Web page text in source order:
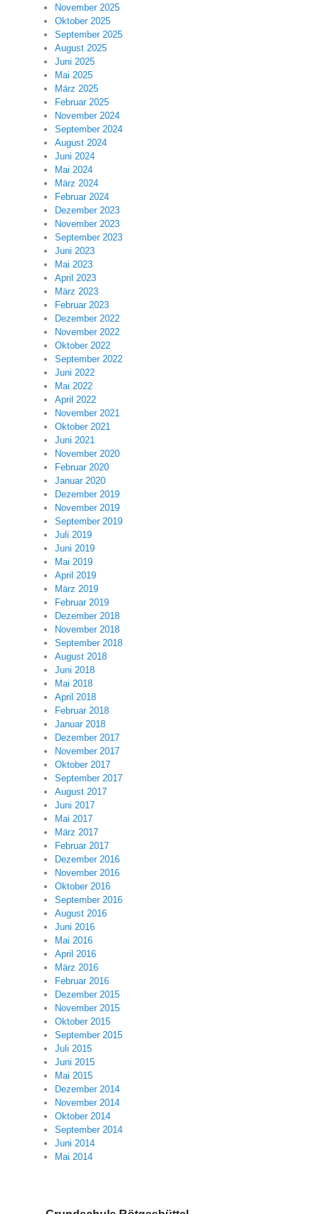
November 2025
Oktober 2025
September 2025
August 2025
Juni 2025
Mai 2025
März 2025
Februar 2025
November 2024
September 2024
August 2024
Juni 2024
Mai 2024
März 2024
Februar 2024
Dezember 2023
November 2023
September 2023
Juni 2023
Mai 2023
April 2023
März 2023
Februar 2023
Dezember 2022
November 2022
Oktober 2022
September 2022
Juni 2022
Mai 2022
April 2022
November 2021
Oktober 2021
Juni 2021
November 2020
Februar 2020
Januar 2020
Dezember 2019
November 2019
September 2019
Juli 2019
Juni 2019
Mai 2019
April 2019
März 2019
Februar 2019
Dezember 2018
November 2018
September 2018
August 2018
Juni 2018
Mai 2018
April 2018
Februar 2018
Januar 2018
Dezember 2017
November 2017
Oktober 2017
September 2017
August 2017
Juni 2017
Mai 2017
März 2017
Februar 2017
Dezember 2016
November 2016
Oktober 2016
September 2016
August 2016
Juni 2016
Mai 2016
April 2016
März 2016
Februar 2016
Dezember 2015
November 2015
Oktober 2015
September 2015
Juli 2015
Juni 2015
Mai 2015
Dezember 2014
November 2014
Oktober 2014
September 2014
Juni 2014
Mai 2014